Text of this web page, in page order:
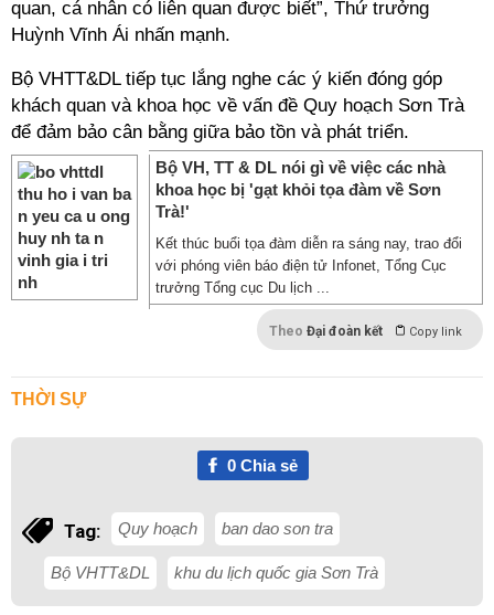
quan, cá nhân có liên quan được biết”, Thứ trưởng
Huỳnh Vĩnh Ái nhấn mạnh.
Bộ VHTT&DL tiếp tục lắng nghe các ý kiến đóng góp
khách quan và khoa học về vấn đề Quy hoạch Sơn Trà
để đảm bảo cân bằng giữa bảo tồn và phát triển.
Bộ VH, TT & DL nói gì về việc các nhà
khoa học bị 'gạt khỏi tọa đàm về Sơn
Trà!'
Kết thúc buổi tọa đàm diễn ra sáng nay, trao đổi
với phóng viên báo điện tử Infonet, Tổng Cục
trưởng Tổng cục Du lịch ...
Theo Đại đoàn kết Copy link
THỜI SỰ
0Chia sẻ
Tag: Quy hoạch ban dao son tra
Bộ VHTT&DL khu du lịch quốc gia Sơn Trà